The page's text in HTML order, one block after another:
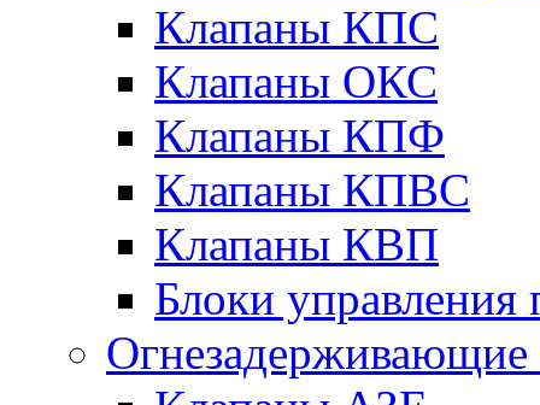
Клапаны КПС
Клапаны ОКС
Клапаны КПФ
Клапаны КПВС
Клапаны КВП
Блоки
Огнезадерживающие